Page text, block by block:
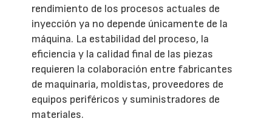
rendimiento de los procesos actuales de
inyección ya no depende únicamente de la
máquina. La estabilidad del proceso, la
eficiencia y la calidad final de las piezas
requieren la colaboración entre fabricantes
de maquinaria, moldistas, proveedores de
equipos periféricos y suministradores de
materiales.